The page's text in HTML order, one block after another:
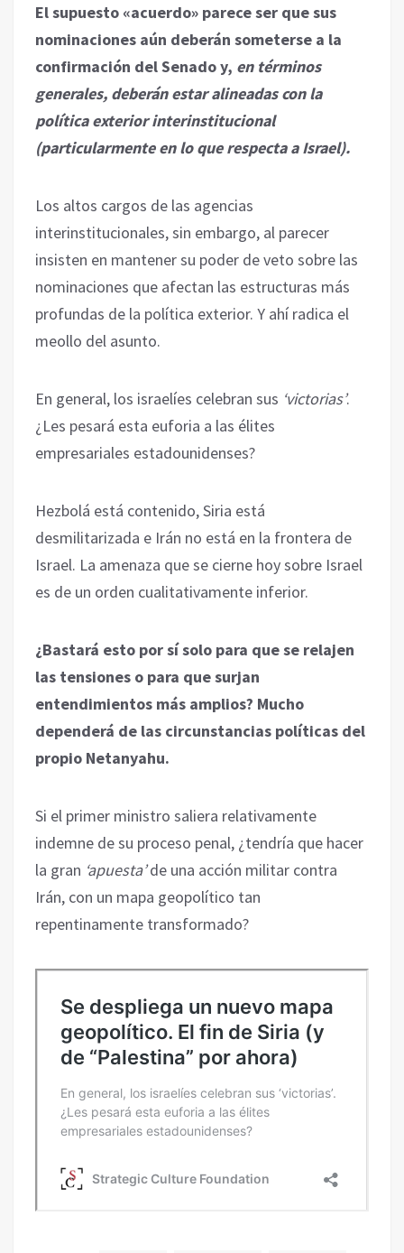
El supuesto «acuerdo» parece ser que sus
nominaciones aún deberán someterse a la
confirmación del Senado y, en términos
generales, deberán estar alineadas con la
política exterior interinstitucional
(particularmente en lo que respecta a Israel).
Los altos cargos de las agencias
interinstitucionales, sin embargo, al parecer
insisten en mantener su poder de veto sobre las
nominaciones que afectan las estructuras más
profundas de la política exterior. Y ahí radica el
meollo del asunto.
En general, los israelíes celebran sus ‘victorias’.
¿Les pesará esta euforia a las élites
empresariales estadounidenses?
Hezbolá está contenido, Siria está
desmilitarizada e Irán no está en la frontera de
Israel. La amenaza que se cierne hoy sobre Israel
es de un orden cualitativamente inferior.
¿Bastará esto por sí solo para que se relajen
las tensiones o para que surjan
entendimientos más amplios? Mucho
dependerá de las circunstancias políticas del
propio Netanyahu.
Si el primer ministro saliera relativamente
indemne de su proceso penal, ¿tendría que hacer
la gran ‘apuesta’de una acción militar contra
Irán, con un mapa geopolítico tan
repentinamente transformado?